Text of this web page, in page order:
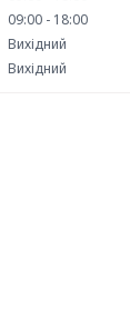
09:00
18:00
Вихідний
Вихідний